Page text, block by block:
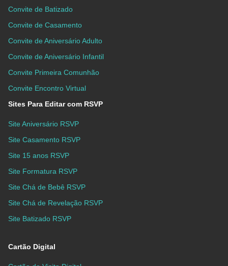
Convite de Batizado
Convite de Casamento
Convite de Aniversário Adulto
Convite de Aniversário Infantil
Convite Primeira Comunhão
Convite Encontro Virtual
Sites Para Editar com RSVP
Site Aniversário RSVP
Site Casamento RSVP
Site 15 anos RSVP
Site Formatura RSVP
Site Chá de Bebê RSVP
Site Chá de Revelação RSVP
Site Batizado RSVP
Cartão Digital